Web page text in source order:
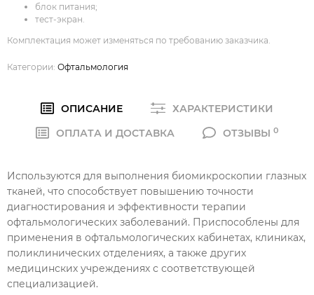
блок питания;
тест-экран.
Комплектация может изменяться по требованию заказчика.
Категории: Офтальмология
ОПИСАНИЕ
ХАРАКТЕРИСТИКИ
ОПЛАТА И ДОСТАВКА
ОТЗЫВЫ 0
Используются для выполнения биомикроскопии глазных
тканей, что способствует повышению точности
диагностирования и эффективности терапии
офтальмологических заболеваний. Приспособлены для
применения в офтальмологических кабинетах, клиниках,
поликлинических отделениях, а также других
медицинских учреждениях с соответствующей
специализацией.